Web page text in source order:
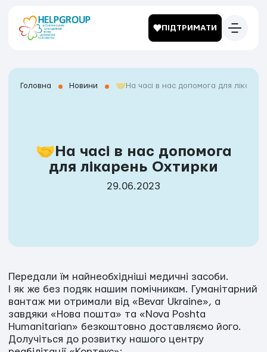
ПІДТРИМАТИ
Головна Новини 🤝На часі в нас допомога для
🤝На часі в нас допомога
для лікарень Охтирки
29.06.2023
Передали їм найнеобхідніші медичні засоби.
І як же без подяк нашим помічникам. Гуманітарний
вантаж ми отримали від «Bevar Ukraine», а
завдяки «Нова пошта» та «Nova Poshta
Humanitarian» безкоштовно доставляємо його.
Долучіться до розвитку нашого центру